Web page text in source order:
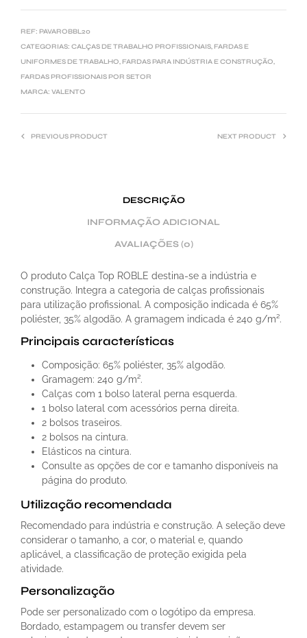
REF: PAVAROBBL20
CATEGORIAS: CALÇAS DE TRABALHO PROFISSIONAIS, FARDAS E
UNIFORMES DE TRABALHO, FARDAS PARA INDÚSTRIA E CONSTRUÇÃO,
FARDAS PROFISSIONAIS POR SETOR
MARCA: VALENTO
PREVIOUS PRODUCT NEXT PRODUCT
DESCRIÇÃO
INFORMAÇÃO ADICIONAL
AVALIAÇÕES (0)
O produto Calça Top ROBLE destina-se a indústria e
construção. Integra a categoria de calças profissionais
para utilização profissional. A composição indicada é 65%
poliéster, 35% algodão. A gramagem indicada é 240 g/m².
Principais características
Composição: 65% poliéster, 35% algodão.
Gramagem: 240 g/m².
Calças com 1 bolso lateral perna esquerda.
1 bolso lateral com acessórios perna direita.
2 bolsos traseiros.
2 bolsos na cintura.
Elásticos na cintura.
Consulte as opções de cor e tamanho disponíveis na
página do produto.
Utilização recomendada
Recomendado para indústria e construção. A seleção deve
considerar o tamanho, a cor, o material e, quando
aplicável, a classificação de proteção exigida pela
atividade.
Personalização
Pode ser personalizado com o logótipo da empresa.
Bordado, estampagem ou transfer devem ser